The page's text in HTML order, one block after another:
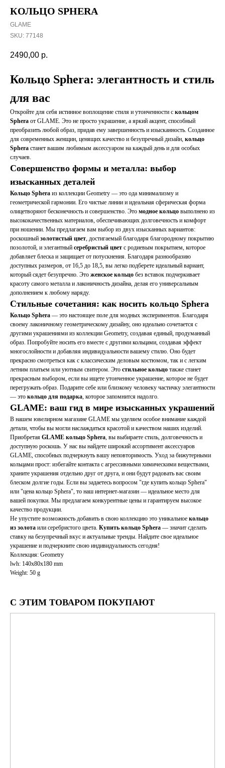
КОЛЬЦО SPHERA
GLAME
SKU: 77148
2490,00 р.
Кольцо Sphera: элегантность и стиль
для вас
Откройте для себя истинное воплощение стиля и утонченности с кольцом
Sphera от GLAME. Это не просто украшение, а яркий акцент, способный
преобразить любой образ, придав ему завершенность и изысканность. Созданное
для современных женщин, ценящих качество и безупречный дизайн, кольцо
Sphera станет вашим любимым аксессуаром на каждый день и для особых
случаев.
Совершенство формы и металла: выбор
изысканных деталей
Кольцо Sphera из коллекции Geometry — это ода минимализму и
геометрической гармонии. Его чистые линии и идеальная сферическая форма
олицетворяют бесконечность и совершенство. Это модное кольцо выполнено из
высококачественных материалов, обеспечивающих долговечность и комфорт
при ношении. Мы предлагаем вам выбор из двух изысканных вариантов:
роскошный золотистый цвет, достигаемый благодаря благородному покрытию
позолотой, и элегантный серебристый цвет с родиевым покрытием, которое
добавляет блеска и защищает от потускнения. Благодаря разнообразию
доступных размеров, от 16,5 до 18,5, вы легко подберете идеальный вариант,
который сядет безупречно. Это женское кольцо без вставок подчеркивает
красоту самого металла и лаконичность дизайна, делая его универсальным
дополнением к любому наряду.
Стильные сочетания: как носить кольцо Sphera
Кольцо Sphera — это настоящее поле для модных экспериментов. Благодаря
своему лаконичному геометрическому дизайну, оно идеально сочетается с
другими украшениями из коллекции Geometry, создавая единый, продуманный
образ. Попробуйте носить его вместе с другими кольцами, создавая эффект
многослойности и добавляя индивидуальности вашему стилю. Оно будет
прекрасно смотреться как с классическим деловым костюмом, так и с легким
летним платьем или уютным свитером. Это стильное кольцо также станет
прекрасным выбором, если вы ищете утонченное украшение, которое не будет
перегружать образ. Подарите себе или близкому человеку частичку элегантности
— это кольцо для подарка, которое запомнится надолго.
GLAME: ваш гид в мире изысканных украшений
В нашем ювелирном магазине GLAME мы уделяем особое внимание каждой
детали, чтобы вы могли наслаждаться красотой и качеством наших изделий.
Приобретая GLAME кольцо Sphera, вы выбираете стиль, долговечность и
доступную роскошь. У нас вы найдете широкий ассортимент аксессуаров
GLAME, способных подчеркнуть вашу неповторимость. Уход за бижутерными
кольцами прост: избегайте контакта с агрессивными химическими веществами,
храните украшения отдельно друг от друга, и они будут радовать вас своим
блеском долгие годы. Если вы задаетесь вопросом "где купить кольцо Sphera"
или "цена кольцо Sphera", то наш интернет-магазин — идеальное место для
вашей покупки. Мы предлагаем конкурентные цены и гарантируем высокое
качество продукции.
Не упустите возможность добавить в свою коллекцию это уникальное кольцо
из золота или серебристого цвета. Купить кольцо Sphera — значит сделать
ставку на безупречный вкус и актуальные тренды. Найдите свое идеальное
украшение и подчеркните свою индивидуальность сегодня!
Коллекция: Geometry
lwh: 140x80x180 mm
Weight: 50 g
С ЭТИМ ТОВАРОМ ПОКУПАЮТ